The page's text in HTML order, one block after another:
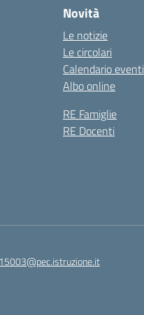
Novità
Le notizie
Le circolari
Calendario eventi
Albo online
RE Famiglie
RE Docenti